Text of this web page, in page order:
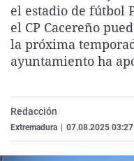
el estadio de fútbol
el CP Cacereño
la próxima
ayuntamiento ha
Redacción
Extremadura 07.08.2025 03:27